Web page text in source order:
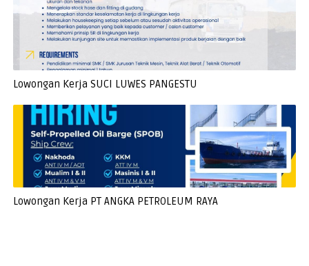
Lowongan Kerja SUCI LUWES PANGESTU
Lowongan Kerja PT ANGKA PETROLEUM RAYA